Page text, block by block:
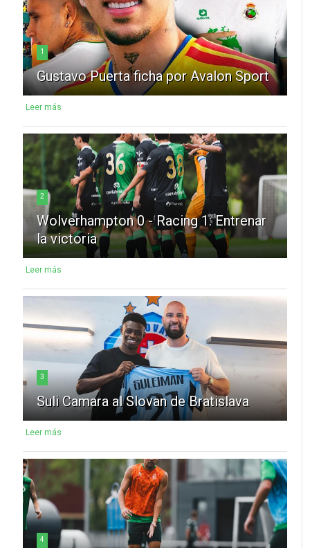
1
Gustavo Puerta ficha por Avalon Sport
Leer más
2
Wolverhampton 0 - Racing 1: Entrenar
la victoria
Leer más
3
Suli Camara al Slovan de Bratislava
Leer más
4